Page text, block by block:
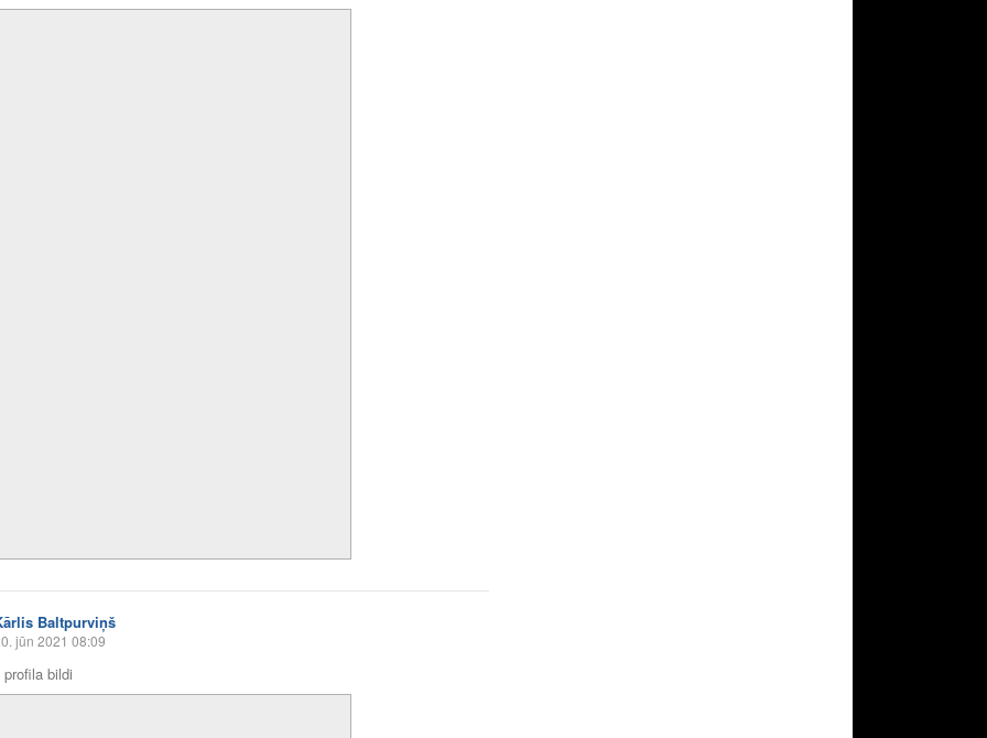
Baltpurviņš
jūn 2021 08:09
bildi